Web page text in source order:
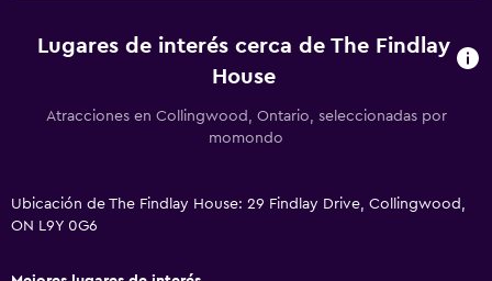
Lugares de interés cerca de The Findlay
House
Atracciones en Collingwood, Ontario, seleccionadas por
momondo
Ubicación de The Findlay House: 29 Findlay Drive, Collingwood,
ON L9Y 0G6